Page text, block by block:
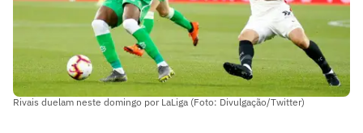
Rivais duelam neste domingo por LaLiga (Foto: Divulgação/Twitter)